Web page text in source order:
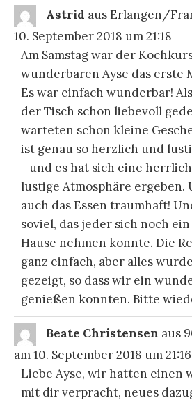
Astrid ausErlangen/
10. September 2018 um21:18
Am Samstag war der
wunderbaren Ayse das erste
Es war einfach wunderbar!
der Tisch schon liebevoll
warteten schon kleine
ist genau so herzlich und
- und es hat sich eine
lustige Atmosphäre
auch das Essen traumhaft!
soviel, das jeder sich noch
Hause nehmen konnte. Die
ganz einfach, aber alles
gezeigt, so dass wir ein
genießen konnten. Bitte
Beate Christensen aus
am10. September 2018 um21:16
Liebe Ayse, wir hatten einen
mit dir verpracht, neues